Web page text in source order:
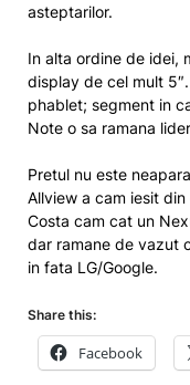
asteptarilor.
In alta ordine de idei,
display de cel mult
phablet; segment in
Note o sa ramana
Pretul nu este
Allview a cam iesit
Costa cam cat un
dar ramane de vazut
in fata LG/Google.
Share this:
Facebook